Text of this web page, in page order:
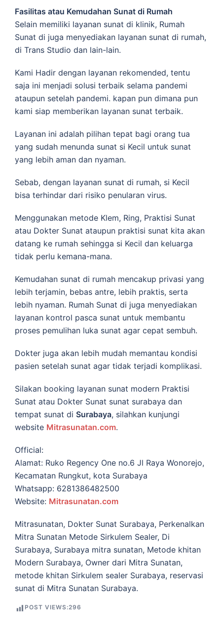
Fasilitas atau Kemudahan Sunat di Rumah
Selain memiliki layanan sunat di klinik, Rumah
Sunat di juga menyediakan layanan sunat di rumah,
di Trans Studio dan lain-lain.
Kami Hadir dengan layanan rekomended, tentu
saja ini menjadi solusi terbaik selama pandemi
ataupun setelah pandemi. kapan pun dimana pun
kami siap memberikan layanan sunat terbaik.
Layanan ini adalah pilihan tepat bagi orang tua
yang sudah menunda sunat si Kecil untuk sunat
yang lebih aman dan nyaman.
Sebab, dengan layanan sunat di rumah, si Kecil
bisa terhindar dari risiko penularan virus.
Menggunakan metode Klem, Ring, Praktisi Sunat
atau Dokter Sunat ataupun praktisi sunat kita akan
datang ke rumah sehingga si Kecil dan keluarga
tidak perlu kemana-mana.
Kemudahan sunat di rumah mencakup privasi yang
lebih terjamin, bebas antre, lebih praktis, serta
lebih nyaman. Rumah Sunat di juga menyediakan
layanan kontrol pasca sunat untuk membantu
proses pemulihan luka sunat agar cepat sembuh.
Dokter juga akan lebih mudah memantau kondisi
pasien setelah sunat agar tidak terjadi komplikasi.
Silakan booking layanan sunat modern Praktisi
Sunat atau Dokter Sunat sunat surabaya dan
tempat sunat di Surabaya, silahkan kunjungi
website Mitrasunatan.com.
Official:
Alamat: Ruko Regency One no.6 Jl Raya Wonorejo,
Kecamatan Rungkut, kota Surabaya
Whatsapp: 6281386482500
Website: Mitrasunatan.com
Mitrasunatan, Dokter Sunat Surabaya, Perkenalkan
Mitra Sunatan Metode Sirkulem Sealer, Di
Surabaya, Surabaya mitra sunatan, Metode khitan
Modern Surabaya, Owner dari Mitra Sunatan,
metode khitan Sirkulem sealer Surabaya, reservasi
sunat di Mitra Sunatan Surabaya.
POST VIEWS:296